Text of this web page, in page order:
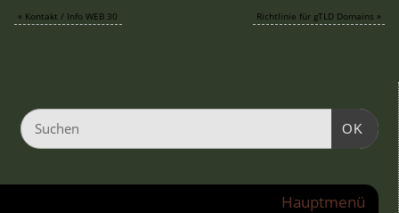
« Kontakt / Info WEB 30 Richtlinie für gTLD Domains »
OK
Hauptmenü